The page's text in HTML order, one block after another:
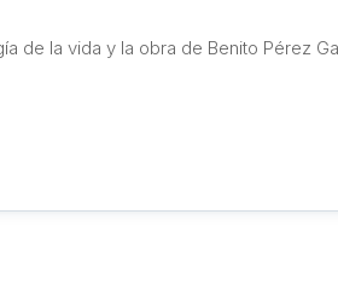
de la vida y la obra de Benito Pérez